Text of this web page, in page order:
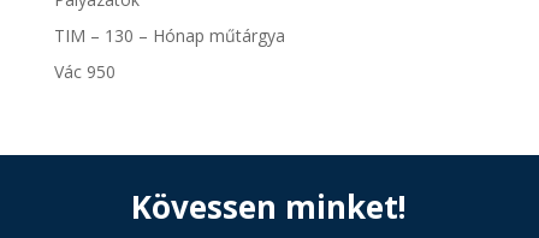
TIM – 130 – Hónap műtárgya
Vác 950
Kövessen minket!